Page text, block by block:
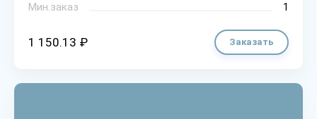
Мин.заказ
1
1 150.13 ₽ Заказать